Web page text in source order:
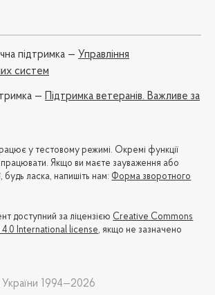
підтримка — Управління
систем
— Підтримка ветеранів. Важливе за
у тестовому режимі. Окремі функції
Якщо ви маєте зауваження або
будь ласка, напишіть нам: Форма зворотного
доступний за ліцензією Creative Commons
International license, якщо не зазначено
1994—2026